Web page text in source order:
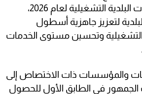
إطارات مركبات وآليات البلدية التشغيلية لعام 2026،
لتعزيز جاهزية أسطول
التشغيلية وتحسين مستوى الخدمات
والمؤسسات ذات الاختصاص إلى
في الطابق الأول للحصول